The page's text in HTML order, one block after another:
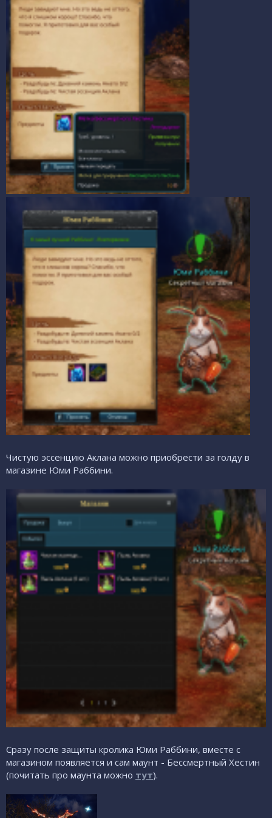
Чистую эссенцию Аклана можно приобрести за голду в
магазине Юми Раббини.
Сразу после защиты кролика Юми Раббини, вместе с
магазином появляется и сам маунт - Бессмертный Хестин
(почитать про маунта можно тут).